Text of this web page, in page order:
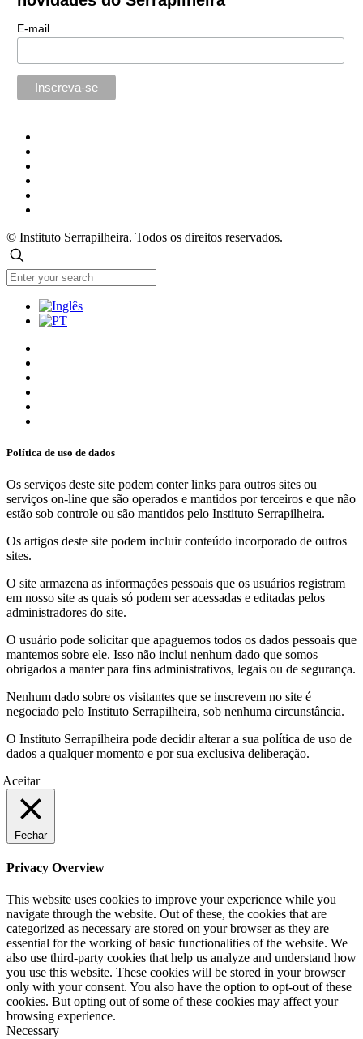
E-mail
© Instituto Serrapilheira. Todos os direitos reservados.
Política de uso de dados
Os serviços deste site podem conter links para outros sites ou
serviços on-line que são operados e mantidos por terceiros e que não
estão sob controle ou são mantidos pelo Instituto Serrapilheira.
Os artigos deste site podem incluir conteúdo incorporado de outros
sites.
O site armazena as informações pessoais que os usuários registram
em nosso site as quais só podem ser acessadas e editadas pelos
administradores do site.
O usuário pode solicitar que apaguemos todos os dados pessoais que
mantemos sobre ele. Isso não inclui nenhum dado que somos
obrigados a manter para fins administrativos, legais ou de segurança.
Nenhum dado sobre os visitantes que se inscrevem no site é
negociado pelo Instituto Serrapilheira, sob nenhuma circunstância.
O Instituto Serrapilheira pode decidir alterar a sua política de uso de
dados a qualquer momento e por sua exclusiva deliberação.
Aceitar
Fechar
Privacy Overview
This website uses cookies to improve your experience while you
navigate through the website. Out of these, the cookies that are
categorized as necessary are stored on your browser as they are
essential for the working of basic functionalities of the website. We
also use third-party cookies that help us analyze and understand how
you use this website. These cookies will be stored in your browser
only with your consent. You also have the option to opt-out of these
cookies. But opting out of some of these cookies may affect your
browsing experience.
Necessary